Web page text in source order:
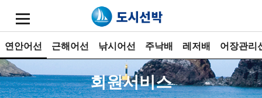
연안어선 근해어선 낚시어선 주낙배 레저배 어장관리
회원서비스